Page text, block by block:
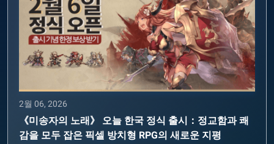
2월 06, 2026
《미송자의 노래》 오늘 한국 정식 출시：정교함과 쾌
감을 모두 잡은 픽셀 방치형 RPG의 새로운 지평